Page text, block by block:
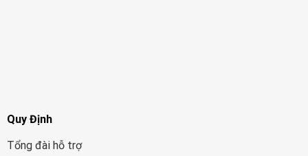
Quy Định
Tổng đài hỗ trợ